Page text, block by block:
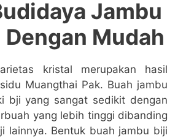
Jambu
Mudah
kristal merupakan hasil
Muangthai Pak. Buah jambu
bji yang sangat sedikit dengan
yang lebih tinggi dibanding
lainnya. Bentuk buah jambu biji